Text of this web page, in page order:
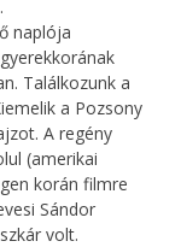
naplója
Találkozunk a
a Pozsony
A regény
(amerikai
korán filmre
Sándor
volt.